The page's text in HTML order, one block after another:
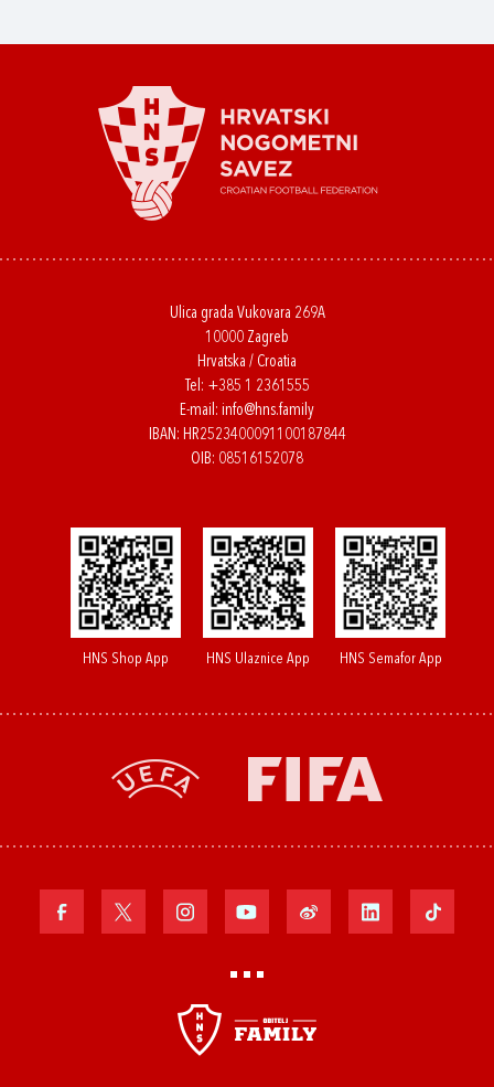
Ulica grada Vukovara 269A
10000 Zagreb
Hrvatska / Croatia
Tel: +385 1 2361555
E-mail: info@hns.family
IBAN: HR2523400091100187844
OIB: 08516152078
HNS Shop App HNS Ulaznice App HNS Semafor App